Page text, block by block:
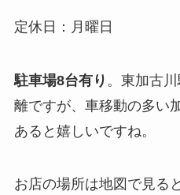
定休日：月曜日
駐車場8台有り 。東加古
離ですが、車移動の多い
あると嬉しいですね。
お店の場所は地図で見る